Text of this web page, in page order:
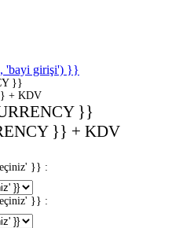
'bayi girişi') }}
}}
+ KDV
}}
}} + KDV
}} :
}} :